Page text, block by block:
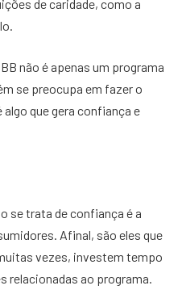
de caridade, como a
não é apenas um programa
se preocupa em fazer o
que gera confiança e
se trata de confiança é a
Afinal, são eles que
vezes, investem tempo
relacionadas ao programa.